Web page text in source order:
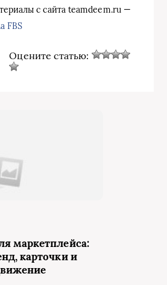
с сайта teamdeem.ru —
FBS
Оцените статью:
маркетплейса:
карточки и